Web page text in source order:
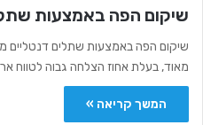
שיקום הפה באמצעות
שיקום הפה באמצעות שתלים דנטליים
מאוד, בעלת אחוז הצלחה גבוה לטווח
המשך קריאה »